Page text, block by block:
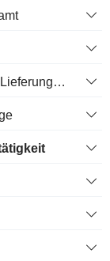
Änderung der Verbindlichkeiten aus Lieferungen und Leistungen